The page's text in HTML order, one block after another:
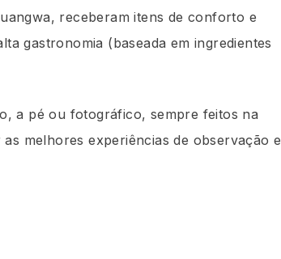
receberam itens de conforto e
gastronomia (baseada em ingredientes
a pé ou fotográfico, sempre feitos na
melhores experiências de observação e